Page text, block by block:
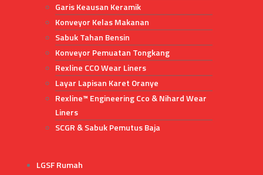
Garis Keausan Keramik
Konveyor Kelas Makanan
Sabuk Tahan Bensin
Konveyor Pemuatan Tongkang
Rexline CCO Wear Liners
Layar Lapisan Karet Oranye
Rexline™ Engineering Cco & Nihard Wear
Liners
SCGR & Sabuk Pemutus Baja
LGSF Rumah